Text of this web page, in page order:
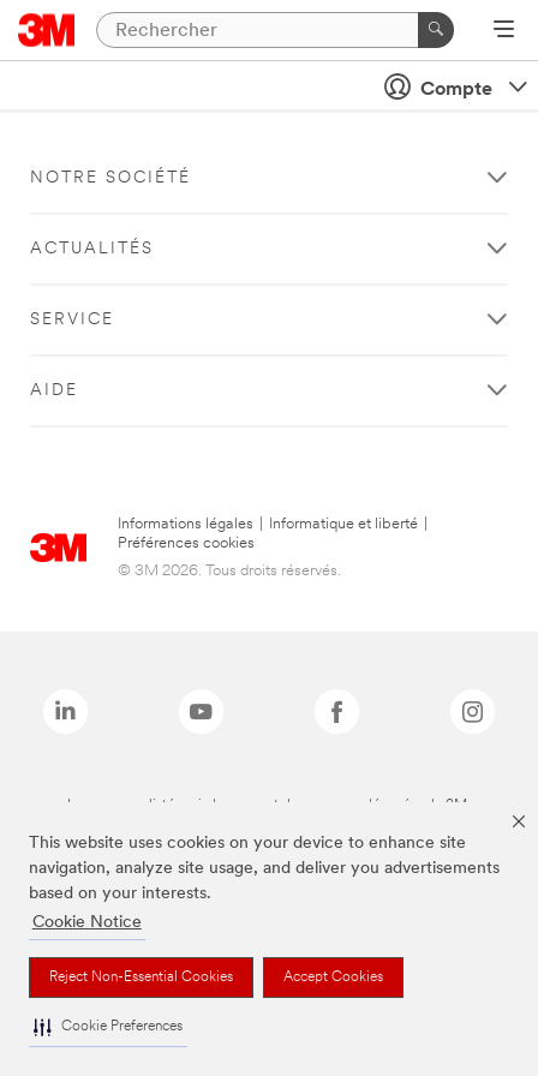
This website uses cookies on your device to enhance site
navigation, analyze site usage, and deliver you advertisements
based on your interests.
Cookie Notice
Reject Non-Essential Cookies Accept Cookies
Cookie Preferences
Compte
NOTRE SOCIÉTÉ
ACTUALITÉS
SERVICE
AIDE
Informations légales Informatique et liberté
Préférences cookies
© 3M 2026. Tous droits réservés.
Les marques listées ci-dessus sont des marques déposées de 3M.